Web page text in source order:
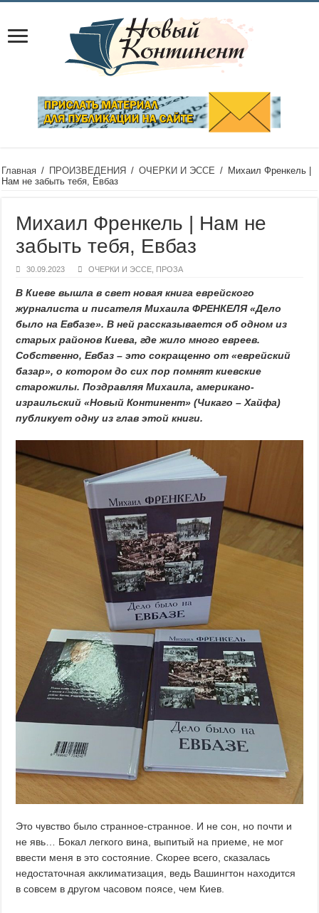
Главная / ПРОИЗВЕДЕНИЯ / ОЧЕРКИ И ЭССЕ / Михаил Френкель |
Нам не забыть тебя, Евбаз
Михаил Френкель | Нам не
забыть тебя, Евбаз
30.09.2023 ОЧЕРКИ И ЭССЕ ПРОЗА
В Киеве вышла в свет новая книга еврейского
журналиста и писателя Михаила ФРЕНКЕЛЯ «Дело
было на Евбазе». В ней рассказывается об одном из
старых районов Киева, где жило много евреев.
Собственно, Евбаз – это сокращенно от «еврейский
базар», о котором до сих пор помнят киевские
старожилы. Поздравляя Михаила, американо-
израильский «Новый Континент» (Чикаго – Хайфа)
публикует одну из глав этой книги.
Это чувство было странное-странное. И не сон, но почти и
не явь… Бокал легкого вина, выпитый на приеме, не мог
ввести меня в это состояние. Скорее всего, сказалась
недостаточная акклиматизация, ведь Вашингтон находится
в совсем в другом часовом поясе, чем Киев.